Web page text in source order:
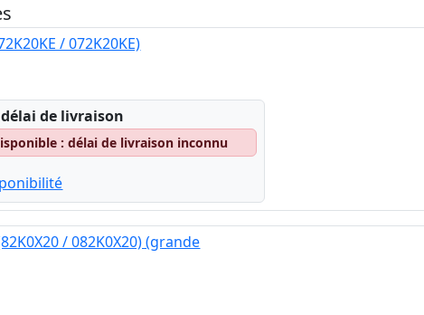
/ 072K20KE)
de livraison
: délai de livraison inconnu
/ 082K0X20) (grande